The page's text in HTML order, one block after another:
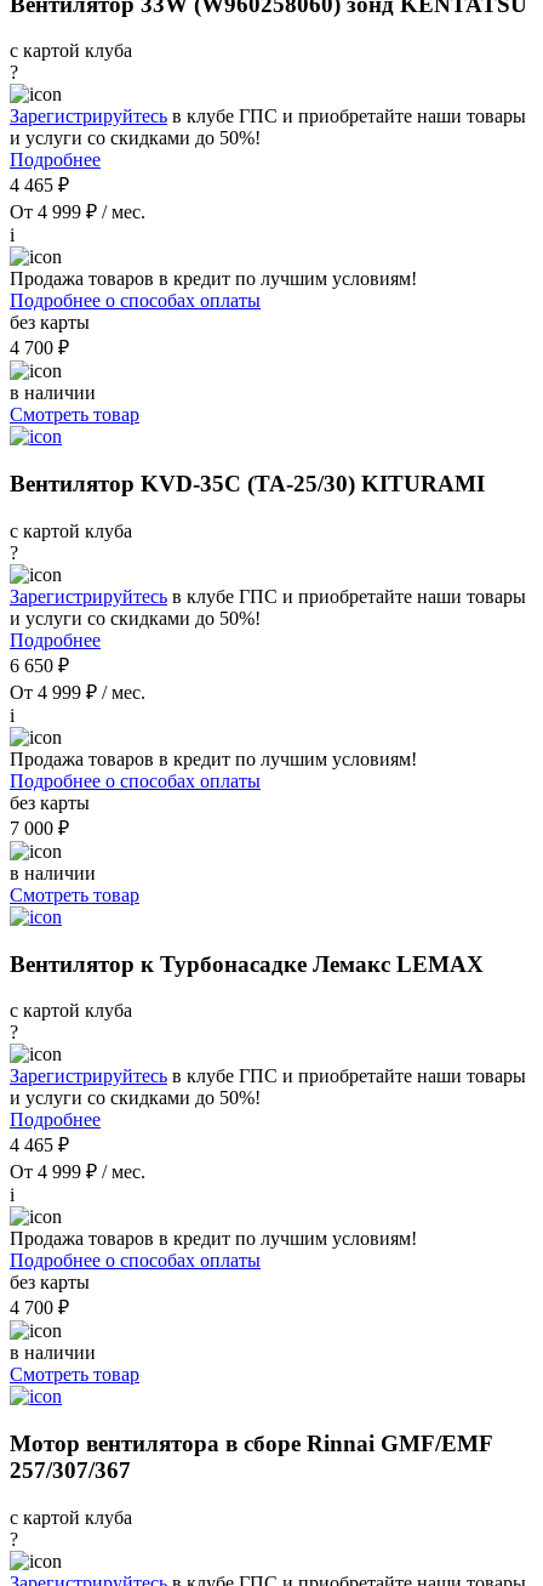
с картой клуба
?
Зарегистрируйтесь в клубе ГПС и приобретайте наши товары
и услуги со скидками до 50%!
Подробнее
4 465 ₽
От 4 999 ₽ / мес.
i
Продажа товаров в кредит по лучшим условиям!
Подробнее о способах оплаты
без карты
4 700 ₽
в наличии
Смотреть товар
Вентилятор KVD-35C (TA-25/30) KITURAMI
с картой клуба
?
Зарегистрируйтесь в клубе ГПС и приобретайте наши товары
и услуги со скидками до 50%!
Подробнее
6 650 ₽
От 4 999 ₽ / мес.
i
Продажа товаров в кредит по лучшим условиям!
Подробнее о способах оплаты
без карты
7 000 ₽
в наличии
Смотреть товар
Вентилятор к Турбонасадке Лемакс LEMAX
с картой клуба
?
Зарегистрируйтесь в клубе ГПС и приобретайте наши товары
и услуги со скидками до 50%!
Подробнее
4 465 ₽
От 4 999 ₽ / мес.
i
Продажа товаров в кредит по лучшим условиям!
Подробнее о способах оплаты
без карты
4 700 ₽
в наличии
Смотреть товар
Мотор вентилятора в сборе Rinnai GMF/EMF
257/307/367
с картой клуба
?